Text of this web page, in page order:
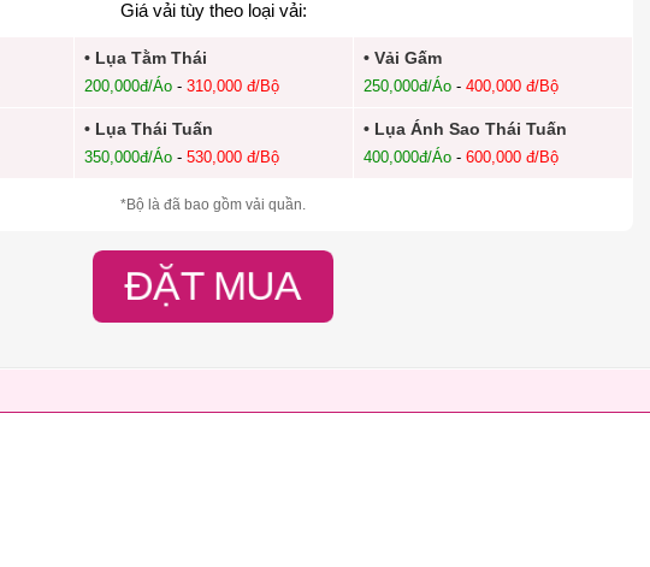
Giá vải tùy theo loại vải:
• Lụa Tằm Thái
200,000đ/Áo- 310,000 đ/Bộ
• Vải Gấm
250,000đ/Áo -400,000 đ/Bộ
• Lụa Thái Tuấn
350,000đ/Áo- 530,000 đ/Bộ
• Lụa Ánh Sao Thái Tuấn
400,000đ/Áo -600,000 đ/Bộ
*Bộ là đã bao gồm vải quần.
ĐẶT MUA